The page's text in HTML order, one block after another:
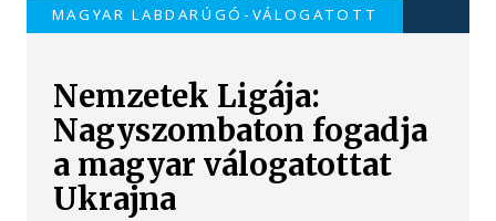
MAGYAR LABDARÚGÓ-VÁLOGATOTT
Nemzetek Ligája:
Nagyszombaton fogadja
a magyar válogatottat
Ukrajna